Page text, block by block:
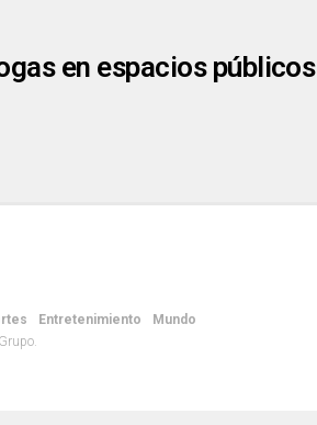
en espacios públicos
Entretenimiento
Mundo